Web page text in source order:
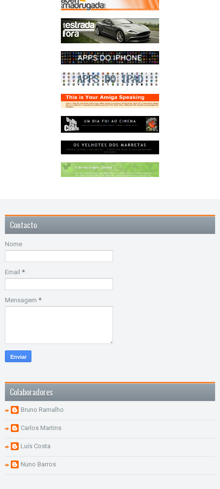
Contacto
Nome
Email *
Mensagem *
Colaboradores
Bruno Ramalho
Carlos Martins
Luís Costa
Nuno Barros